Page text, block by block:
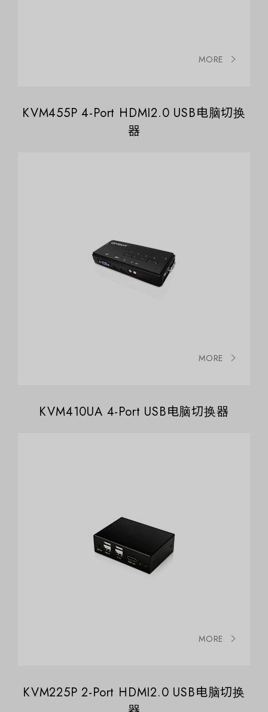
MORE
KVM455P 4-Port HDMI2.0 USB电脑切换
器
MORE
KVM410UA 4-Port USB电脑切换器
MORE
KVM225P 2-Port HDMI2.0 USB电脑切换